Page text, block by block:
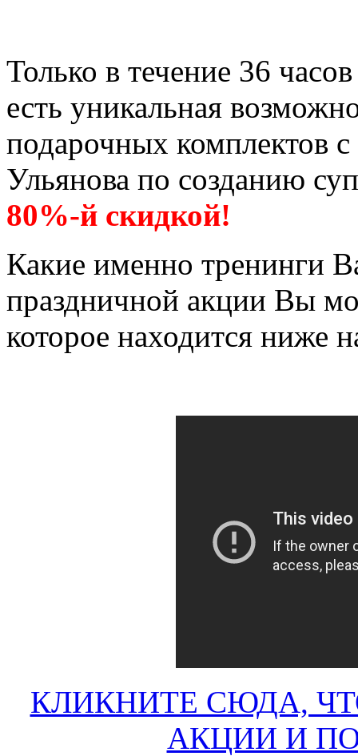
Только в течение 36
есть уникальная
подарочных комплектов
Ульянова по созданию
80%-й скидкой!
Какие именно тренинги
праздничной акции Вы
которое находится ниже
КЛИКНИТЕ СЮДА,
АКЦИИ И